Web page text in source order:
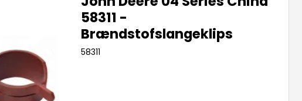
58311 -
Brændstofslangeklips
58311